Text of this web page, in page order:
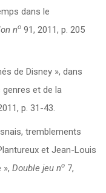
dans le
no 91, 2011, p. 205
de Disney », dans
genres et de la
p. 31-43.
tremblements
et Jean-Louis
», Double jeu no 7,